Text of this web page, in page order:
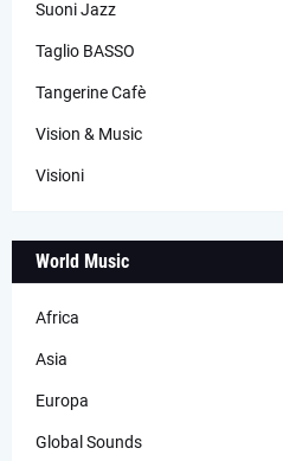
Suoni Jazz
Taglio BASSO
Tangerine Cafè
Vision & Music
Visioni
World Music
Africa
Asia
Europa
Global Sounds